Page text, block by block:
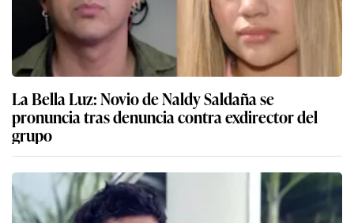
La Bella Luz: Novio de Naldy Saldaña se
pronuncia tras denuncia contra exdirector del
grupo